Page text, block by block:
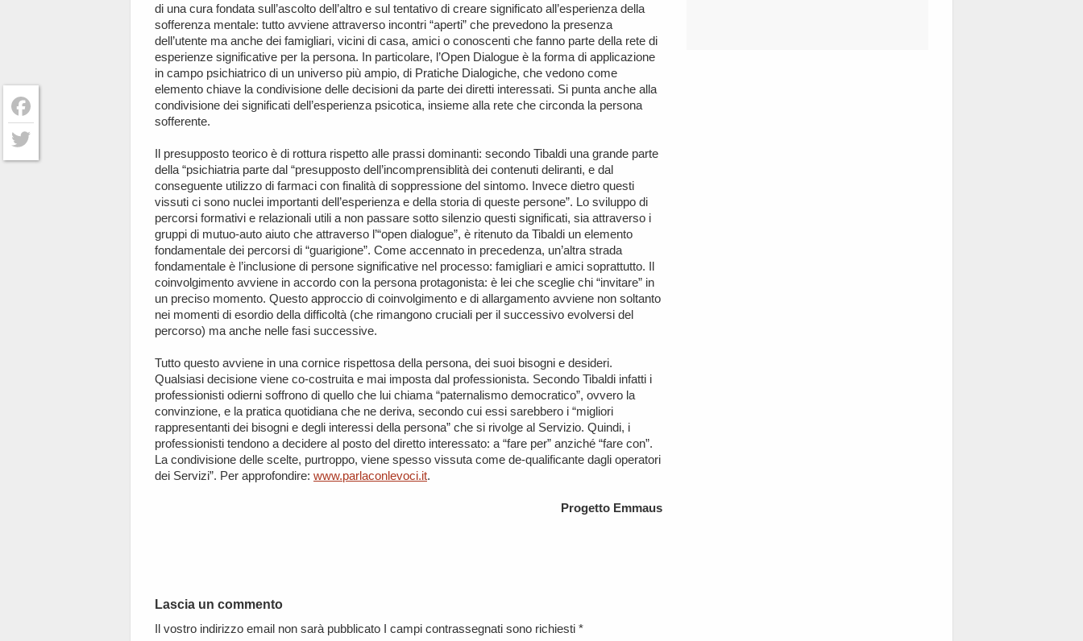
di una cura fondata sull’ascolto dell’altro e sul tentativo di creare significato all’esperienza della
sofferenza mentale: tutto avviene attraverso incontri “aperti” che prevedono la presenza
dell’utente ma anche dei famigliari, vicini di casa, amici o conoscenti che fanno parte della rete di
esperienze significative per la persona. In particolare, l’Open Dialogue è la forma di applicazione
in campo psichiatrico di un universo più ampio, di Pratiche Dialogiche, che vedono come
elemento chiave la condivisione delle decisioni da parte dei diretti interessati. Si punta anche alla
condivisione dei significati dell’esperienza psicotica, insieme alla rete che circonda la persona
sofferente.
Il presupposto teorico è di rottura rispetto alle prassi dominanti: secondo Tibaldi una grande parte
della “psichiatria parte dal “presupposto dell’incomprensiblità dei contenuti deliranti, e dal
conseguente utilizzo di farmaci con finalità di soppressione del sintomo. Invece dietro questi
vissuti ci sono nuclei importanti dell’esperienza e della storia di queste persone”. Lo sviluppo di
percorsi formativi e relazionali utili a non passare sotto silenzio questi significati, sia attraverso i
gruppi di mutuo-auto aiuto che attraverso l’“open dialogue”, è ritenuto da Tibaldi un elemento
fondamentale dei percorsi di “guarigione”. Come accennato in precedenza, un’altra strada
fondamentale è l’inclusione di persone significative nel processo: famigliari e amici soprattutto. Il
coinvolgimento avviene in accordo con la persona protagonista: è lei che sceglie chi “invitare” in
un preciso momento. Questo approccio di coinvolgimento e di allargamento avviene non soltanto
nei momenti di esordio della difficoltà (che rimangono cruciali per il successivo evolversi del
percorso) ma anche nelle fasi successive.
Tutto questo avviene in una cornice rispettosa della persona, dei suoi bisogni e desideri.
Qualsiasi decisione viene co-costruita e mai imposta dal professionista. Secondo Tibaldi infatti i
professionisti odierni soffrono di quello che lui chiama “paternalismo democratico”, ovvero la
convinzione, e la pratica quotidiana che ne deriva, secondo cui essi sarebbero i “migliori
rappresentanti dei bisogni e degli interessi della persona” che si rivolge al Servizio. Quindi, i
professionisti tendono a decidere al posto del diretto interessato: a “fare per” anziché “fare con”.
La condivisione delle scelte, purtroppo, viene spesso vissuta come de-qualificante dagli operatori
dei Servizi”. Per approfondire: www.parlaconlevoci.it.
Progetto Emmaus
Lascia un commento
Il vostro indirizzo email non sarà pubblicato I campi contrassegnati sono richiesti *
Facebook
Twitter